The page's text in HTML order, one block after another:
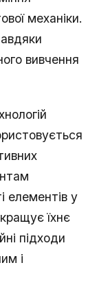
механіки.
вивчення
елементів у
їхнє
підходи
і